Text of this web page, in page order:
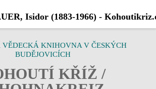
VĚDECKÁ KNIHOVNA V ČESKÝCH
BUDĚJOVICÍCH
KŘÍŽ /
Isidor (1883-1966) -